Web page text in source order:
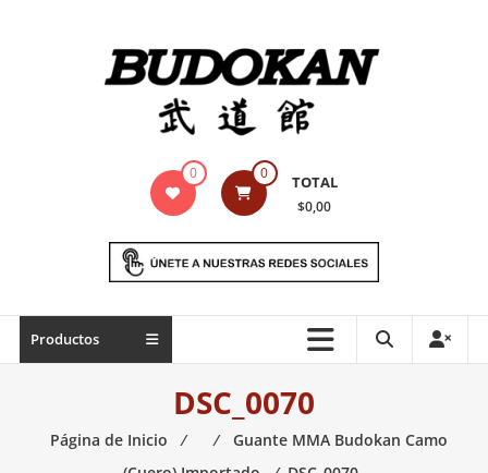
Indumentaria
marciales
Todo
necesario
0 0 TOTAL
$0,00
Productos
DSC_0070
Página de Inicio ⁄ ⁄
Guante MMA Budokan Camo